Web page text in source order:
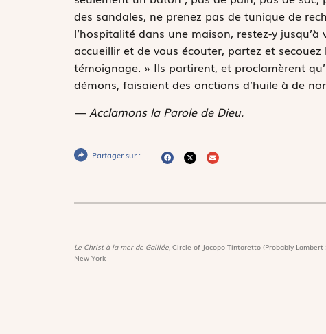
des sandales, ne prenez pas de tunique de
l’hospitalité dans une maison, restez-y
accueillir et de vous écouter, partez et
témoignage. » Ils partirent, et proclamèrent
démons, faisaient des onctions d’huile à de
— Acclamons la Parole de Dieu.
Partager sur :
Le Christ à la mer de Galilée, Circle of Jacopo Tintoretto (Probably
New-York